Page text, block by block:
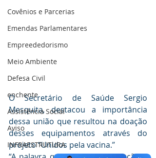
Covênios e Parcerias
Emendas Parlamentares
Empreededorismo
Meio Ambiente
Defesa Civil
enchente
Assistência Social
Aviso
INFRAESTRUTURA
O Secretário de Saúde Sergio
Mesquita, destacou a importância
dessa união que resultou na doação
desses equipamentos através do
projeto “Unidos pela vacina.”